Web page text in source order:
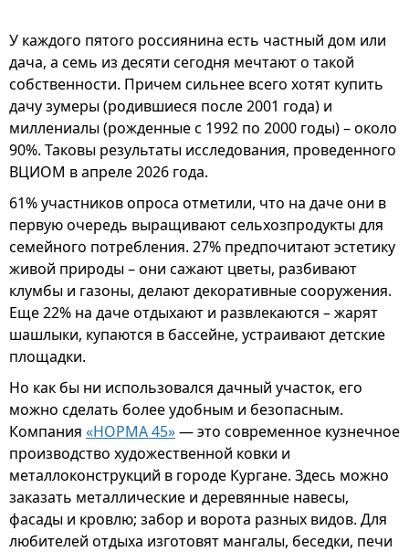
У каждого пятого россиянина есть частный дом или
дача, а семь из десяти сегодня мечтают о такой
собственности. Причем сильнее всего хотят купить
дачу зумеры (родившиеся после 2001 года) и
миллениалы (рожденные с 1992 по 2000 годы) – около
90%. Таковы результаты исследования, проведенного
ВЦИОМ в апреле 2026 года.
61% участников опроса отметили, что на даче они в
первую очередь выращивают сельхозпродукты для
семейного потребления. 27% предпочитают эстетику
живой природы – они сажают цветы, разбивают
клумбы и газоны, делают декоративные сооружения.
Еще 22% на даче отдыхают и развлекаются – жарят
шашлыки, купаются в бассейне, устраивают детские
площадки.
Но как бы ни использовался дачный участок, его
можно сделать более удобным и безопасным.
Компания «НОРМА 45»— это современное кузнечное
производство художественной ковки и
металлоконструкций в городе Кургане. Здесь можно
заказать металлические и деревянные навесы,
фасады и кровлю; забор и ворота разных видов. Для
любителей отдыха изготовят мангалы, беседки, печи